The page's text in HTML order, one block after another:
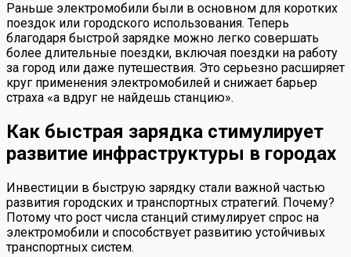
Раньше электромобили были в основном для коротких
поездок или городского использования. Теперь
благодаря быстрой зарядке можно легко совершать
более длительные поездки, включая поездки на работу
за город или даже путешествия. Это серьезно расширяет
круг применения электромобилей и снижает барьер
страха «а вдруг не найдешь станцию».
Как быстрая зарядка стимулирует
развитие инфраструктуры в городах
Инвестиции в быструю зарядку стали важной частью
развития городских и транспортных стратегий. Почему?
Потому что рост числа станций стимулирует спрос на
электромобили и способствует развитию устойчивых
транспортных систем.